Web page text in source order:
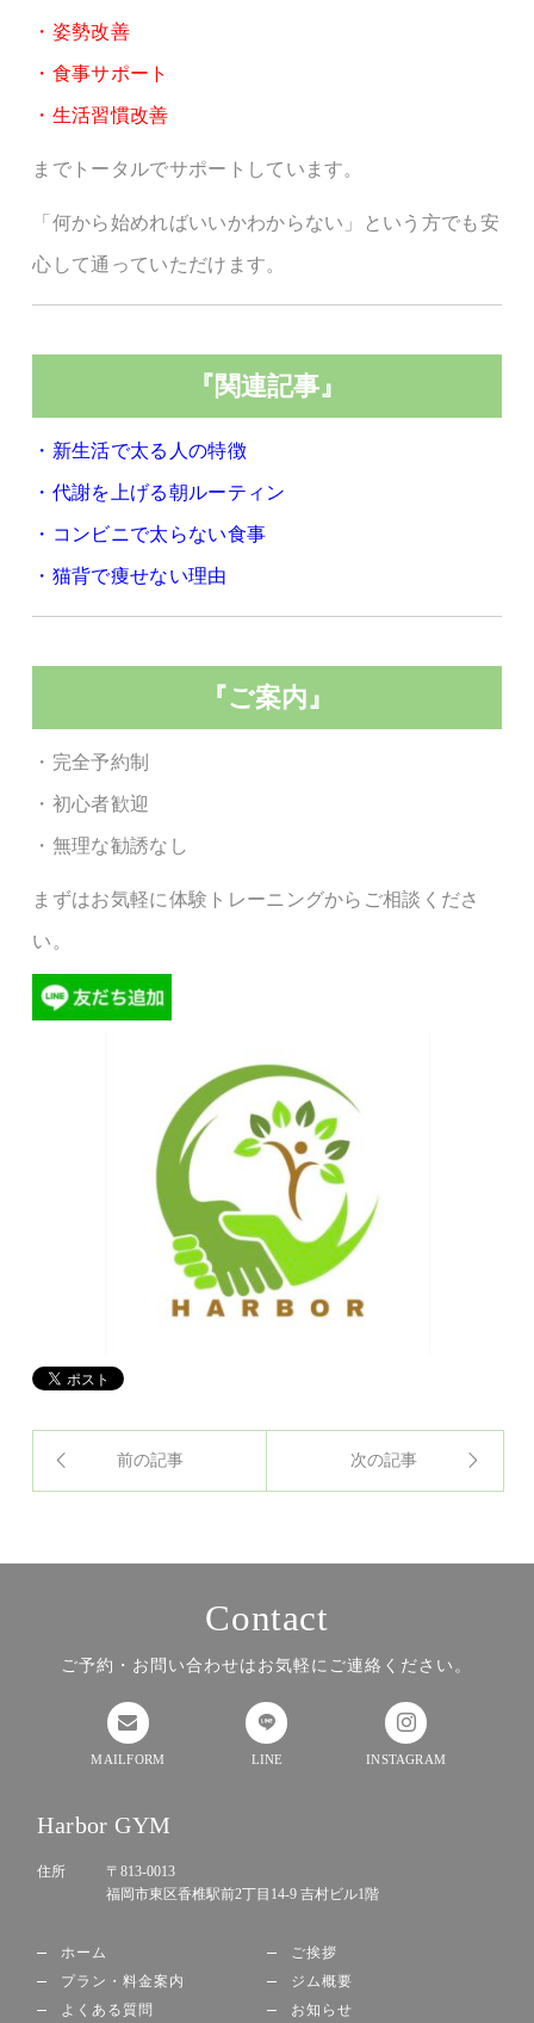
・姿勢改善
・食事サポート
・生活習慣改善
までトータルでサポートしています。
「何から始めればいいかわからない」という方でも安
心して通っていただけます。
『関連記事』
・新生活で太る人の特徴
・代謝を上げる朝ルーティン
・コンビニで太らない食事
・猫背で痩せない理由
『ご案内』
・完全予約制
・初心者歓迎
・無理な勧誘なし
まずはお気軽に体験トレーニングからご相談くださ
い。
前の記事 次の記事
Contact
ご予約・お問い合わせはお気軽にご連絡ください。
MAILFORM LINE INSTAGRAM
Harbor GYM
住所
〒813-0013
福岡市東区香椎駅前2丁目14-9 吉村ビル1階
ホーム
プラン・料金案内
よくある質問
ご挨拶
ジム概要
お知らせ